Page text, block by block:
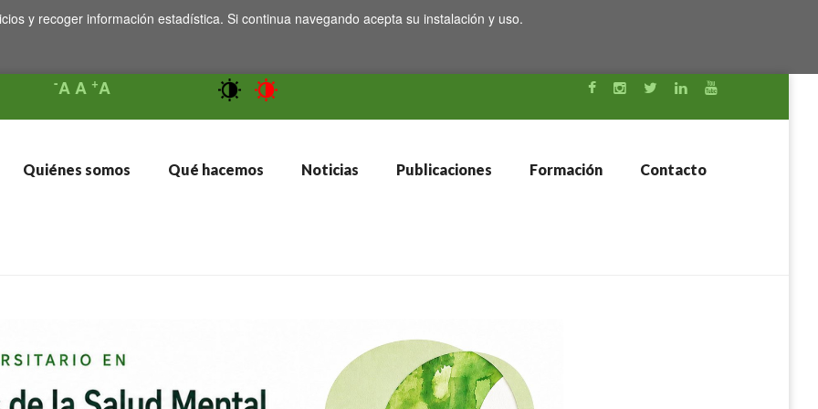
y recoger información estadística. Si continua navegando acepta su instalación y uso.
-AA +A
Quiénes somos Qué hacemos Noticias Publicaciones Formación Contacto